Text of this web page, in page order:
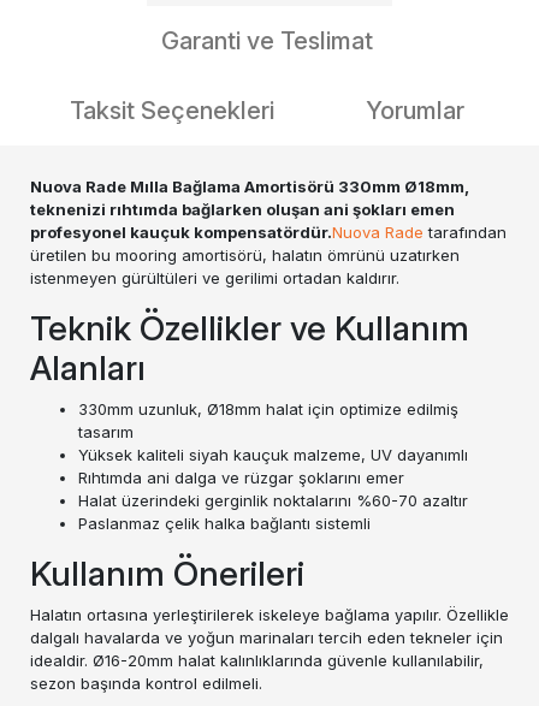
Garanti ve Teslimat
Taksit Seçenekleri Yorumlar
Nuova Rade Mılla Bağlama Amortisörü 330mm Ø18mm,
teknenizi rıhtımda bağlarken oluşan ani şokları emen
profesyonel kauçuk kompensatördür.Nuova Rade tarafından
üretilen bu mooring amortisörü, halatın ömrünü uzatırken
istenmeyen gürültüleri ve gerilimi ortadan kaldırır.
Teknik Özellikler ve Kullanım
Alanları
330mm uzunluk, Ø18mm halat için optimize edilmiş
tasarım
Yüksek kaliteli siyah kauçuk malzeme, UV dayanımlı
Rıhtımda ani dalga ve rüzgar şoklarını emer
Halat üzerindeki gerginlik noktalarını %60-70 azaltır
Paslanmaz çelik halka bağlantı sistemli
Kullanım Önerileri
Halatın ortasına yerleştirilerek iskeleye bağlama yapılır. Özellikle
dalgalı havalarda ve yoğun marinaları tercih eden tekneler için
idealdir. Ø16-20mm halat kalınlıklarında güvenle kullanılabilir,
sezon başında kontrol edilmeli.